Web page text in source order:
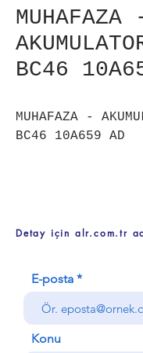
MUHAFAZA
BC46
MUHAFAZA -
BC46 10A659 AD
E-posta
Konu